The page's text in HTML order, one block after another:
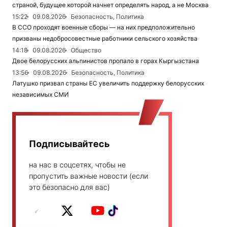
страной, будущее которой начнет определять народ, а не Москва
15:22
09.08.2026
Безопасность, Политика
В ССО проходят военные сборы — на них предположительно
призваны недобросовестные работники сельского хозяйства
14:18
09.08.2026
Общество
Двое белорусских альпинистов пропало в горах Кыргызстана
13:56
09.08.2026
Безопасность, Политика
Латушко призвал страны ЕС увеличить поддержку белорусских
независимых СМИ
Подписывайтесь
на нас в соцсетях, чтобы не
пропустить важные новости (если
это безопасно для вас)